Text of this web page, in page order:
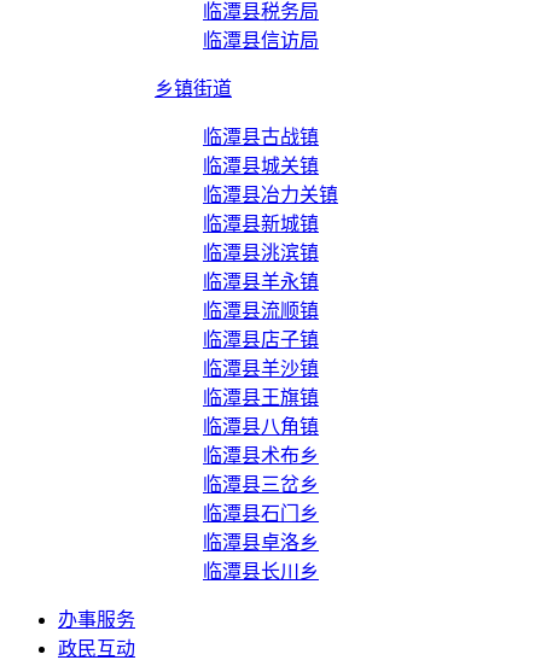
临潭县税务局
临潭县信访局
乡镇街道
临潭县古战镇
临潭县城关镇
临潭县冶力关镇
临潭县新城镇
临潭县洮滨镇
临潭县羊永镇
临潭县流顺镇
临潭县店子镇
临潭县羊沙镇
临潭县王旗镇
临潭县八角镇
临潭县术布乡
临潭县三岔乡
临潭县石门乡
临潭县卓洛乡
临潭县长川乡
办事服务
政民互动